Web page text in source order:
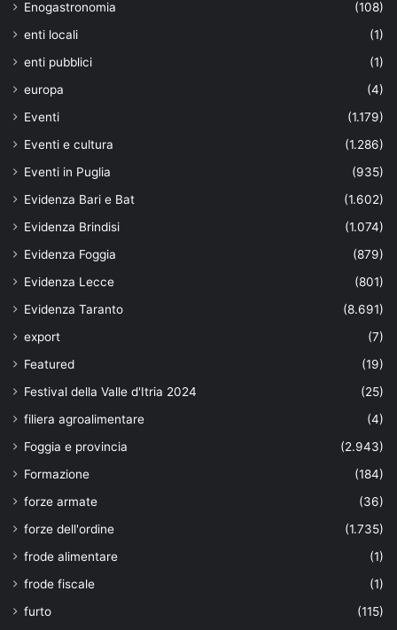
Enogastronomia
(108)
enti locali
(1)
enti pubblici
(1)
europa
(4)
Eventi
(1.179)
Eventi e cultura
(1.286)
Eventi in Puglia
(935)
Evidenza Bari e Bat
(1.602)
Evidenza Brindisi
(1.074)
Evidenza Foggia
(879)
Evidenza Lecce
(801)
Evidenza Taranto
(8.691)
export
(7)
Featured
(19)
Festival della Valle d'Itria 2024
(25)
filiera agroalimentare
(4)
Foggia e provincia
(2.943)
Formazione
(184)
forze armate
(36)
forze dell'ordine
(1.735)
frode alimentare
(1)
frode fiscale
(1)
furto
(115)